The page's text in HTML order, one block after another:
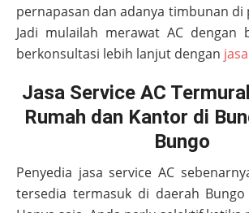
pernapasan dan adanya timbunan di
Jadi mulailah merawat AC dengan
berkonsultasi lebih lanjut dengan
Jasa Service AC
Rumah dan Kantor di
Bungo
Penyedia jasa service AC
tersedia termasuk di daerah